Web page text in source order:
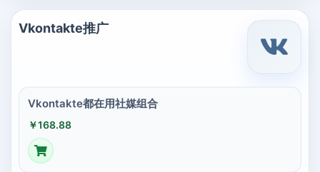
Vkontakte推广
Vkontakte都在用社媒组合
￥168.88